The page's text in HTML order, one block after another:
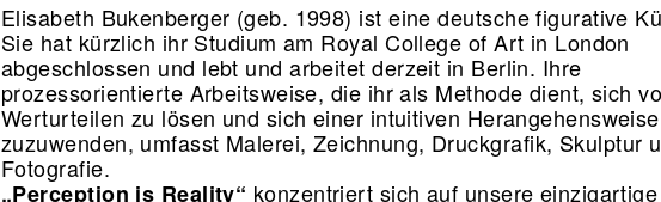
Elisabeth Bukenberger (geb. 1998) ist eine deutsche figurative
Sie hat kürzlich ihr Studium am Royal College of Art in London
abgeschlossen und lebt und arbeitet derzeit in Berlin. Ihre
prozessorientierte Arbeitsweise, die ihr als Methode dient, sich
Werturteilen zu lösen und sich einer intuitiven Herangehensweise
zuzuwenden, umfasst Malerei, Zeichnung, Druckgrafik, Skulptur
Fotografie.
„Perception is Reality“ konzentriert sich auf unsere